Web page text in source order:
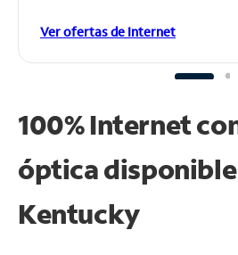
Ver ofertas de Internet
100% Internet
óptica
Kentucky